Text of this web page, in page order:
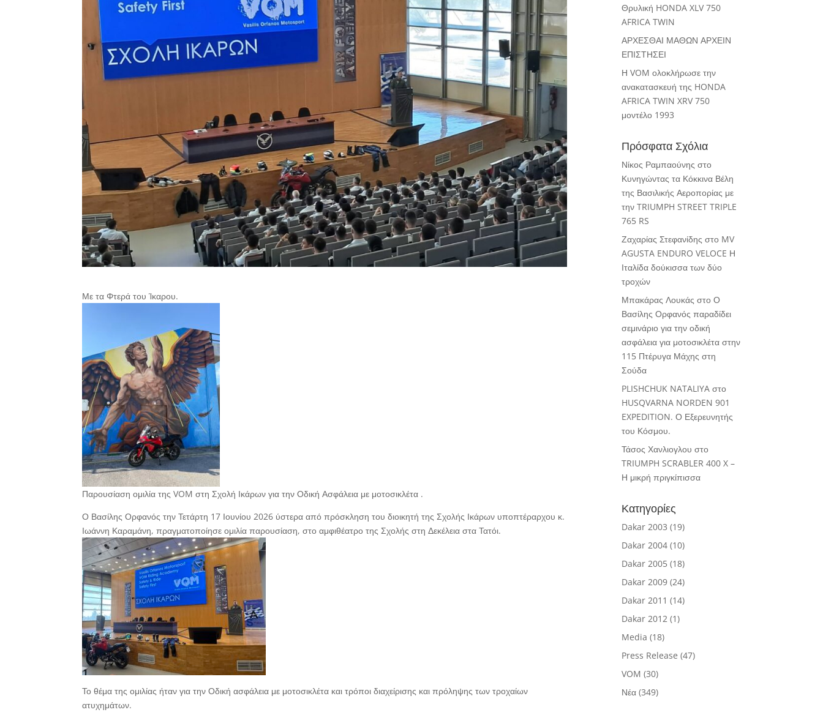
Με τα Φτερά του Ίκαρου.
Παρουσίαση ομιλία της VOM στη Σχολή Ικάρων για την Οδική Ασφάλεια με μοτοσικλέτα .
Ο Βασίλης Ορφανός την Τετάρτη 17 Ιουνίου 2026 ύστερα από πρόσκληση του διοικητή της Σχολής Ικάρων υποπτέραρχου κ.
Ιωάννη Καραμάνη, πραγματοποίησε ομιλία παρουσίαση, στο αμφιθέατρο της Σχολής στη Δεκέλεια στα Τατόι.
Το θέμα της ομιλίας ήταν για την Οδική ασφάλεια με μοτοσικλέτα και τρόποι διαχείρισης και πρόληψης των τροχαίων
ατυχημάτων.
Θρυλική HONDA XLV 750
AFRICA TWIN
ΑΡΧΕΣΘΑΙ ΜΑΘΩΝ ΑΡΧΕΙΝ
ΕΠΙΣΤΗΣΕΙ
Η VOM ολοκλήρωσε την
ανακατασκευή της HONDA
AFRICA TWIN XRV 750
μοντέλο 1993
Πρόσφατα Σχόλια
Νίκος Ραμπαούνης στο
Κυνηγώντας τα Κόκκινα Βέλη
της Βασιλικής Αεροπορίας με
την TRIUMPH STREET TRIPLE
765 RS
Ζαχαρίας Στεφανίδης στο MV
AGUSTA ENDURO VELOCE Η
Ιταλίδα δούκισσα των δύο
τροχών
Μπακάρας Λουκάς στοΟ
Βασίλης Ορφανός παραδίδει
σεμινάριο για την οδική
ασφάλεια για μοτοσικλέτα στην
115 Πτέρυγα Μάχης στη
Σούδα
PLISHCHUK NATALIYA στο
HUSQVARNA NORDEN 901
EXPEDITION. Ο Εξερευνητής
του Κόσμου.
Τάσος Χανλιογλου στο
TRIUMPH SCRABLER 400 X –
Η μικρή πριγκίπισσα
Κατηγορίες
Dakar 2003 (19)
Dakar 2004 (10)
Dakar 2005 (18)
Dakar 2009 (24)
Dakar 2011 (14)
Dakar 2012 (1)
Media (18)
Press Release (47)
VOM (30)
Νέα (349)